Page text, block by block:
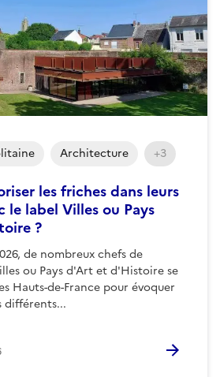
les friches dans leurs
le label Villes ou Pays
?
de nombreux chefs de
ou Pays d'Art et d'Histoire se
Hauts-de-France pour évoquer
différents...
Architecture +3